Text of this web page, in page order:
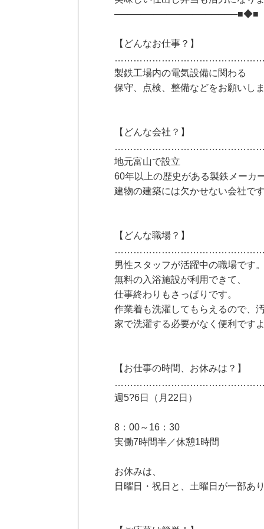
───────────────────■◆■
【どんなお仕事？】
製鉄工場内の電気設備に関わる
保守、点検、整備などをお願いしま
【どんな会社？】
地元富山で設立
60年以上の歴史がある製鉄メーカ
建物の建築には欠かせない会社です
【どんな職場？】
男性スタッフが活躍中の職場です。
無料の入浴施設が利用できて、
仕事終わりもさっぱりです。
作業着も洗濯してもらえるので、
家で洗濯する必要がなく便利です
【お仕事の時間、お休みは？】
週5?6日（月22日）
8：00～16：30
実働7時間半／休憩1時間
お休みは、
日曜日・祝日と、土曜日が一部あり